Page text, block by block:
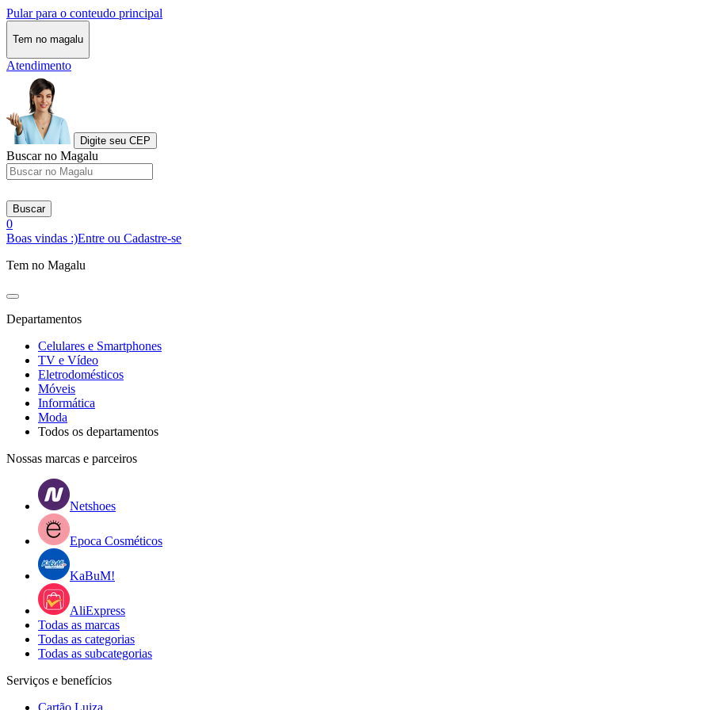
Pular para o conteudo principal
Tem no magalu
Atendimento
Digite seu CEP
Buscar no Magalu
Buscar
0
Boas vindas :)Entre ou Cadastre-se
Tem no Magalu
Departamentos
Celulares e Smartphones
TV e Vídeo
Eletrodomésticos
Móveis
Informática
Moda
Todos os departamentos
Nossas marcas e parceiros
Netshoes
Epoca Cosméticos
KaBuM!
AliExpress
Todas as marcas
Todas as categorias
Todas as subcategorias
Serviços e benefícios
Cartão Luiza